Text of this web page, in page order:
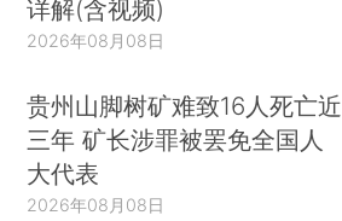
详解(含视频)
2026年08月08日
贵州山脚树矿难致16人死亡近
三年 矿长涉罪被罢免全国人
大代表
2026年08月08日